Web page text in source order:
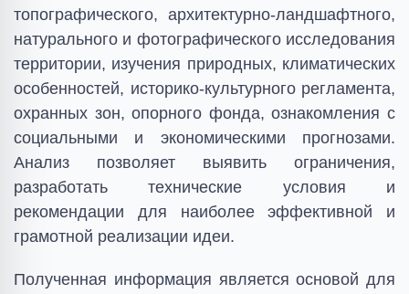
топографического, архитектурно-ландшафтного,
натурального и фотографического исследования
территории, изучения природных, климатических
особенностей, историко-культурного регламента,
охранных зон, опорного фонда, ознакомления с
социальными и экономическими прогнозами.
Анализ позволяет выявить ограничения,
разработать технические условия и
рекомендации для наиболее эффективной и
грамотной реализации идеи.
Полученная информация является основой для